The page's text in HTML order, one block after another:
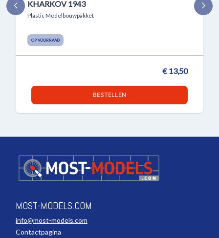
KHARKOV 1943
Plastic Modelbouwpakket
OP VOORRAAD
€ 13,50
BESTELLEN
MOST-MODELS.COM
info@most-models.com
Contactpagina